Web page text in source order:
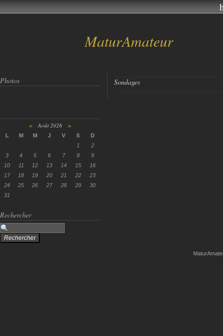
MaturAmateur
Photos
<Août 2026 >
L M M J V S
D
1
2
3
4 5 6 7 8
9
10
11 12 13 14 15
16
17
18 19 20 21 22
23
24
25 26 27 28 29
30
31
Rechercher
Sondages